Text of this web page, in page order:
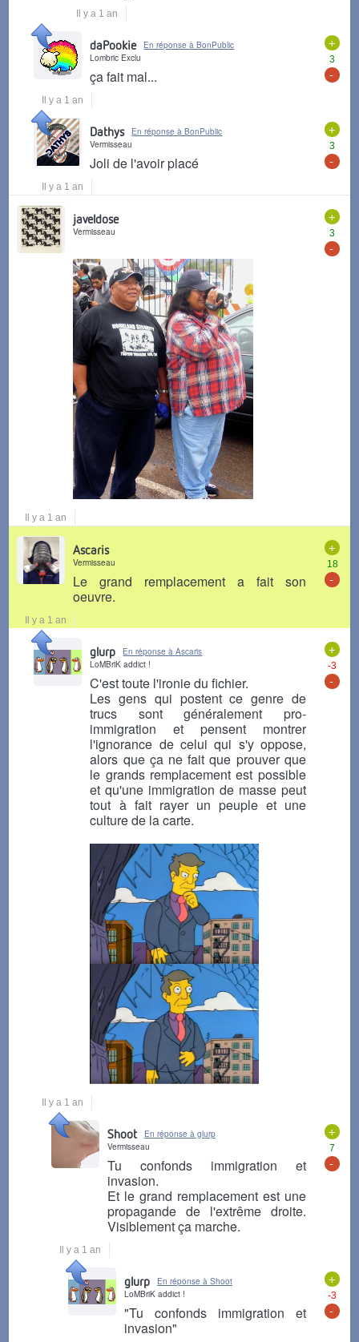
Il y a 1 an
+
3
-
daPookie
En réponse à BonPublic
Lombric Exclu
ça fait mal...
Il y a 1 an
+
3
-
Dathys
En réponse à BonPublic
Vermisseau
Joli de l'avoir placé
Il y a 1 an
+
3
-
javeldose
Vermisseau
Il y a 1 an
+
18
-
Ascaris
Vermisseau
Le grand remplacement a fait son
oeuvre.
Il y a 1 an
+
-3
-
glurp
En réponse à Ascaris
LoMBriK addict !
C'est toute l'ironie du fichier.
Les gens qui postent ce genre de
trucs sont généralement pro-
immigration et pensent montrer
l'ignorance de celui qui s'y oppose,
alors que ça ne fait que prouver que
le grands remplacement est possible
et qu'une immigration de masse peut
tout à fait rayer un peuple et une
culture de la carte.
Il y a 1 an
+
7
-
Shoot
En réponse à glurp
Vermisseau
Tu confonds immigration et
invasion.
Et le grand remplacement est une
propagande de l'extrême droite.
Visiblement ça marche.
Il y a 1 an
+
-3
-
glurp
En réponse à Shoot
LoMBriK addict !
"Tu confonds immigration et
invasion"